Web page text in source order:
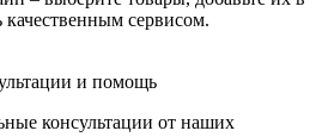
качественным сервисом.
и помощь
консультации от наших